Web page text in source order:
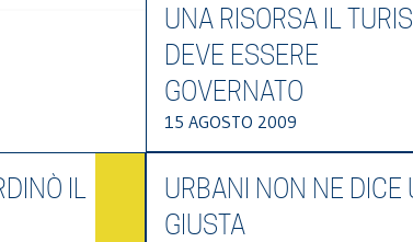
UNA RISORSA IL
DEVE ESSERE
GOVERNATO
15 AGOSTO 2009
IL
URBANI NON NE DICE
GIUSTA